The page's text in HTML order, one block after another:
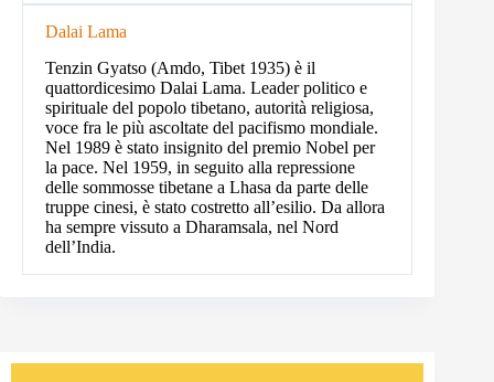
Dalai Lama
Tenzin Gyatso (Amdo, Tibet 1935) è il
quattordicesimo Dalai Lama. Leader politico e
spirituale del popolo tibetano, autorità religiosa,
voce fra le più ascoltate del pacifismo mondiale.
Nel 1989 è stato insignito del premio Nobel per
la pace. Nel 1959, in seguito alla repressione
delle sommosse tibetane a Lhasa da parte delle
truppe cinesi, è stato costretto all’esilio. Da allora
ha sempre vissuto a Dharamsala, nel Nord
dell’India.